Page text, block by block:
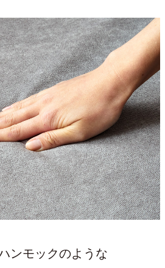
ンモックのような